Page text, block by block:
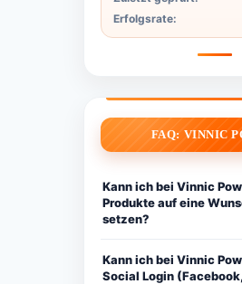
Erfolgsrate:
FAQ: VINNIC
Kann ich bei Vinnic
Produkte auf eine
setzen?
Kann ich bei Vinnic
Social Login